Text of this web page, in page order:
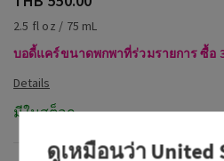
2.5 fl oz / 75 mL
บอดี้แคร์ขนาดพกพาที่ร่วมรายการ ซื้อ
มีในสต็อก
ดูเหมือนว่าUnited